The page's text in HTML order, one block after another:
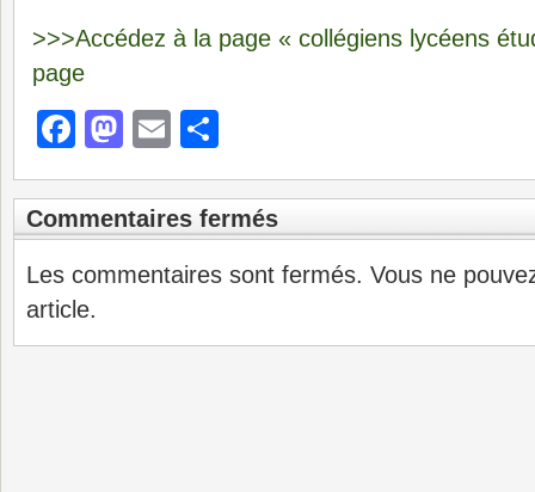
>>>Accédez à la page « collégiens lycéens
page
Facebook
Mastodon
Email
Commentaires fermés
Les commentaires sont fermés. Vous ne
article.